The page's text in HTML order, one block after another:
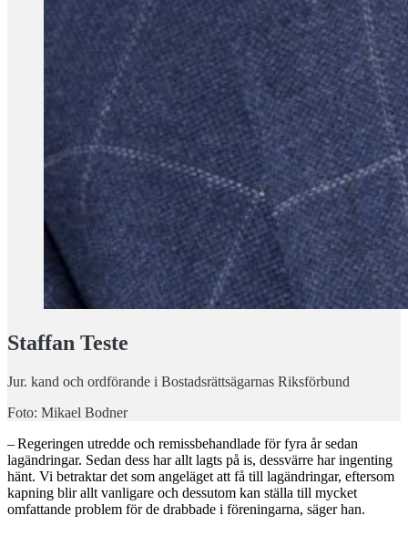
Staffan Teste
Jur. kand och ordförande i Bostadsrättsägarnas Riksförbund
Foto: Mikael Bodner
– Regeringen utredde och remissbehandlade för fyra år sedan
lagändringar. Sedan dess har allt lagts på is, dessvärre har ingenting
hänt. Vi betraktar det som angeläget att få till lagändringar, eftersom
kapning blir allt vanligare och dessutom kan ställa till mycket
omfattande problem för de drabbade i föreningarna, säger han.